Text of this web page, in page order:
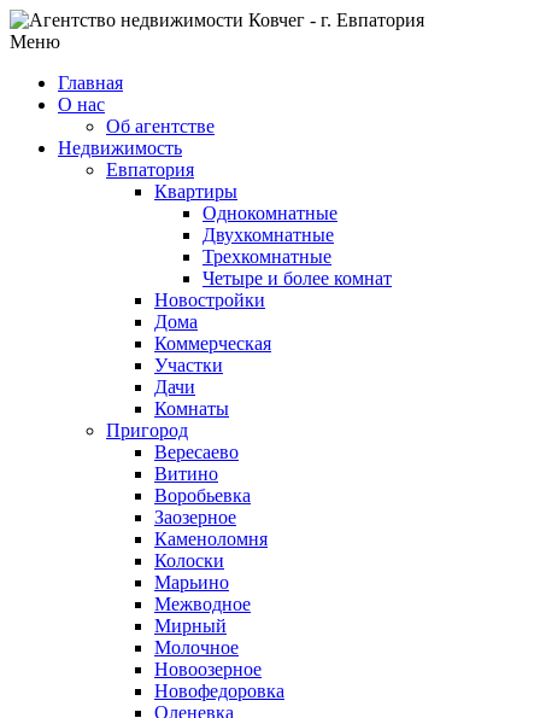
Меню
Главная
О нас
Об агентстве
Недвижимость
Евпатория
Квартиры
Однокомнатные
Двухкомнатные
Трехкомнатные
Четыре и более комнат
Новостройки
Дома
Коммерческая
Участки
Дачи
Комнаты
Пригород
Вересаево
Витино
Воробьевка
Заозерное
Каменоломня
Колоски
Марьино
Межводное
Мирный
Молочное
Новоозерное
Новофедоровка
Оленевка